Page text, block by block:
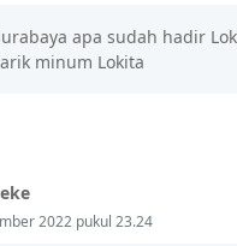
apa sudah hadir
minum Lokita
2022 pukul 23.24